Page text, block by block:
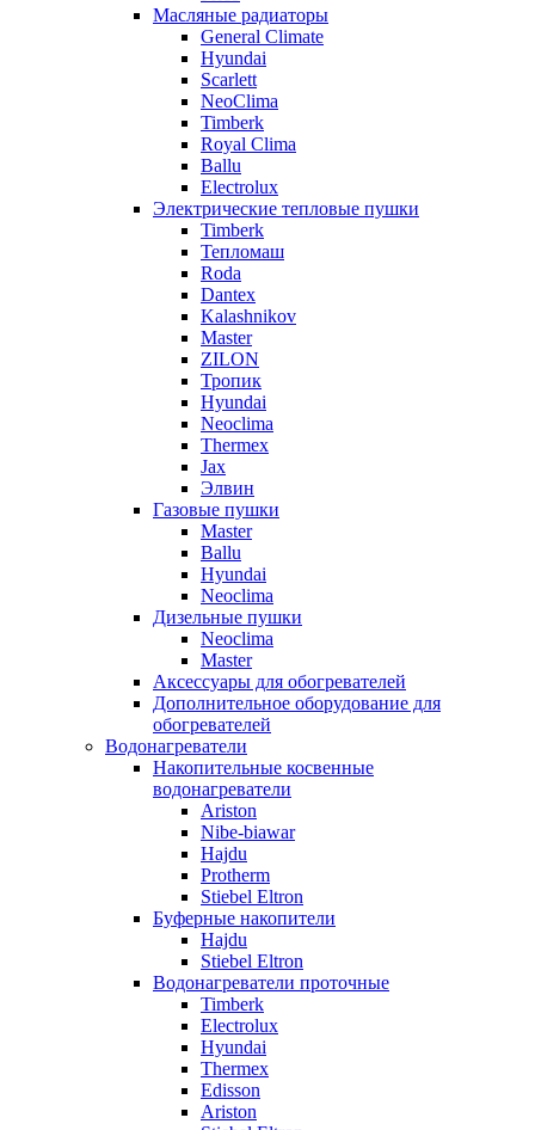
Масляные радиаторы
General Climate
Hyundai
Scarlett
NeoClima
Timberk
Royal Clima
Ballu
Electrolux
Электрические тепловые пушки
Timberk
Тепломаш
Roda
Dantex
Kalashnikov
Master
ZILON
Тропик
Hyundai
Neoclima
Thermex
Jax
Элвин
Газовые пушки
Master
Ballu
Hyundai
Neoclima
Дизельные пушки
Neoclima
Master
Аксессуары для обогревателей
Дополнительное оборудование для
обогревателей
Водонагреватели
Накопительные косвенные
водонагреватели
Ariston
Nibe-biawar
Hajdu
Protherm
Stiebel Eltron
Буферные накопители
Hajdu
Stiebel Eltron
Водонагреватели проточные
Timberk
Electrolux
Hyundai
Thermex
Edisson
Ariston